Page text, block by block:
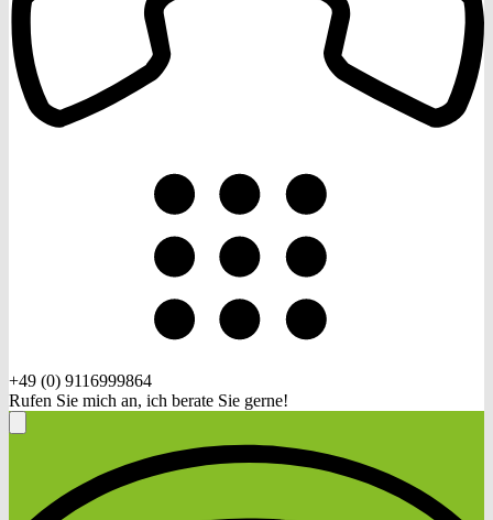
+49 (0) 9116999864
Rufen Sie mich an, ich berate Sie gerne!